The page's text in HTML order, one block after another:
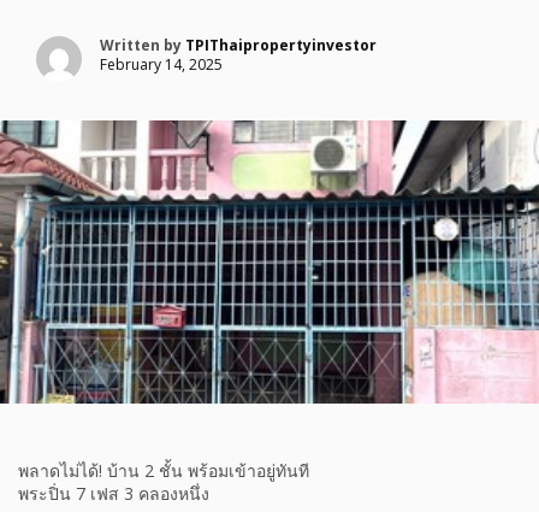
Written by TPIThaipropertyinvestor
February 14, 2025
พลาดไม่ได้! บ้าน 2 ชั้น พร้อมเข้าอยู่ทันที
พระปิ่น 7 เฟส 3 คลองหนึ่ง